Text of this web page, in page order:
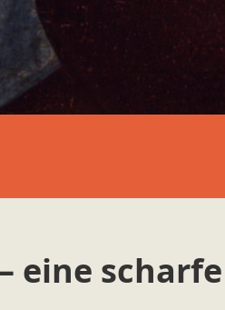
eine